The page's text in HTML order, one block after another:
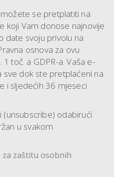
se pretplatiti na
koji Vam donose najnovije
date svoju privolu na
osnova za ovu
toč. a GDPR-a. Vaša e-
sve dok ste pretplaćeni na
i sljedećih 36 mjeseci
(unsubscribe) odabirući
u svakom
zaštitu osobnih